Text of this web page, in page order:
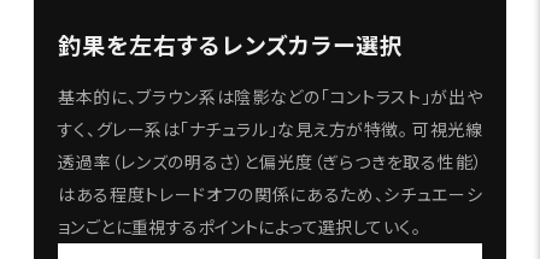
釣果を左右するレンズカラー選択
基本的に、ブラウン系は陰影などの「コントラスト」が出や
すく、グレー系は「ナチュラル」な見え方が特徴。 可視光線
透過率（レンズの明るさ）と偏光度（ぎらつきを取る性能）
はある程度トレードオフの関係にあるため、シチュエーシ
ョンごとに重視するポイントによって選択していく。